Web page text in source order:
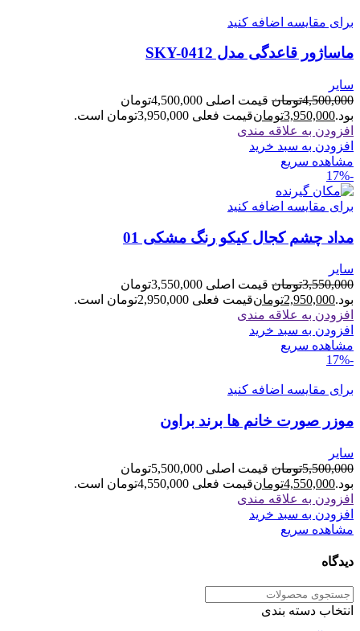
برای مقایسه اضافه کنید
ماساژور قاعدگی مدل SKY-0412
سایر
4,500,000تومان
قیمت اصلی 4,500,000تومان
بود.3,950,000تومانقیمت فعلی 3,950,000تومان است.
افزودن به علاقه مندی
افزودن به سبد خرید
مشاهده سریع
-17%
برای مقایسه اضافه کنید
مداد چشم کجال کیکو رنگ مشکی 01
سایر
3,550,000تومان
قیمت اصلی 3,550,000تومان
بود.2,950,000تومانقیمت فعلی 2,950,000تومان است.
افزودن به علاقه مندی
افزودن به سبد خرید
مشاهده سریع
-17%
برای مقایسه اضافه کنید
موزر صورت خانم ها برند براون
سایر
5,500,000تومان
قیمت اصلی 5,500,000تومان
بود.4,550,000تومانقیمت فعلی 4,550,000تومان است.
افزودن به علاقه مندی
افزودن به سبد خرید
مشاهده سریع
دیدگاه
انتخاب دسته بندی